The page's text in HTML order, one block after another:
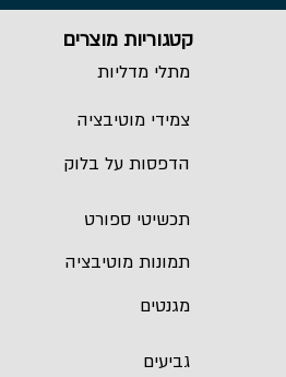
קטגוריות מוצרים
מתלי מדליות
צמידי מוטיבציה
הדפסות על בלוק
תכשיטי ספורט
תמונות מוטיבציה
מגנטים
גביעים